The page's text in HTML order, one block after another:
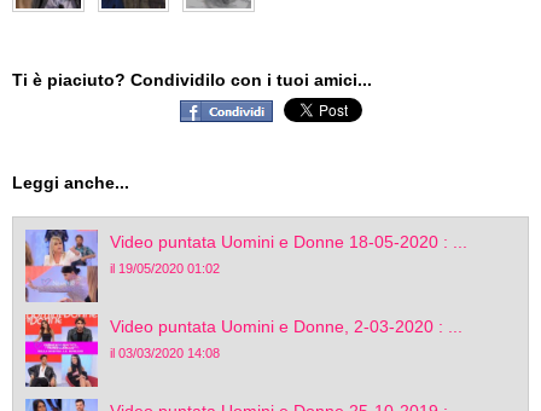
Ti è piaciuto? Condividilo con i tuoi amici...
Leggi anche...
Video puntata Uomini e Donne 18-05-2020 : ...
il 19/05/2020 01:02
Video puntata Uomini e Donne, 2-03-2020 : ...
il 03/03/2020 14:08